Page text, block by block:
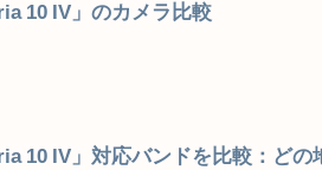
10 IV」のカメラ比較
10 IV」対応バンドを比較：ど